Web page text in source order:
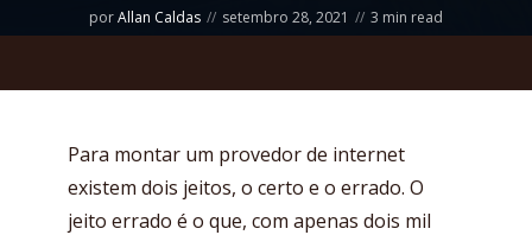
porAllan Caldas setembro 28, 2021 3 min read
Para montar um provedor de internet
existem dois jeitos, o certo e o errado. O
jeito errado é o que, com apenas dois mil